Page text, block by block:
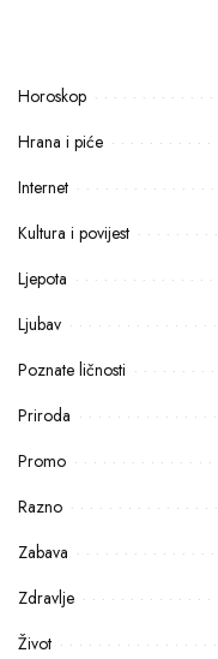
Horoskop
Hrana i piće
Internet
Kultura i povijest
Ljepota
Ljubav
Poznate ličnosti
Priroda
Promo
Razno
Zabava
Zdravlje
Život